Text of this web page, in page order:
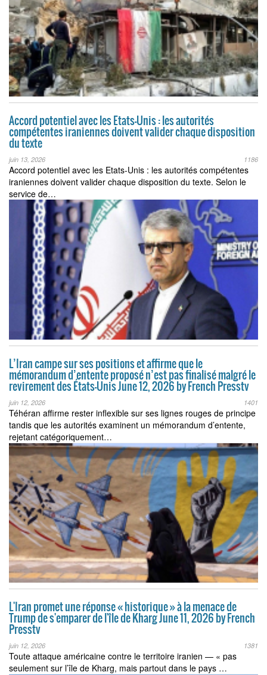
Accord potentiel avec les Etats-Unis : les autorités
compétentes iraniennes doivent valider chaque disposition
du texte
juin 13, 2026 1186
Accord potentiel avec les Etats-Unis : les autorités compétentes
iraniennes doivent valider chaque disposition du texte. Selon le
service de…
L’Iran campe sur ses positions et affirme que le
mémorandum d’entente proposé n’est pas finalisé malgré le
revirement des États-Unis June 12, 2026 by French Presstv
juin 12, 2026 1401
Téhéran affirme rester inflexible sur ses lignes rouges de principe
tandis que les autorités examinent un mémorandum d’entente,
rejetant catégoriquement…
L'Iran promet une réponse « historique » à la menace de
Trump de s'emparer de l'île de Kharg June 11, 2026 by French
Presstv
juin 12, 2026 1381
Toute attaque américaine contre le territoire iranien — « pas
seulement sur l’île de Kharg, mais partout dans le pays …